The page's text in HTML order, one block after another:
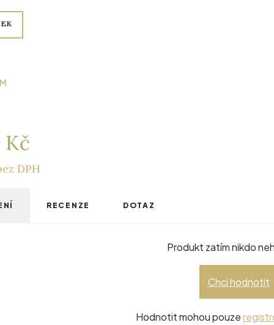
Kč
DPH
RECENZE DOTAZ
Produkt zatím nikdo
Chci hodnotit
Hodnotit mohou pouze